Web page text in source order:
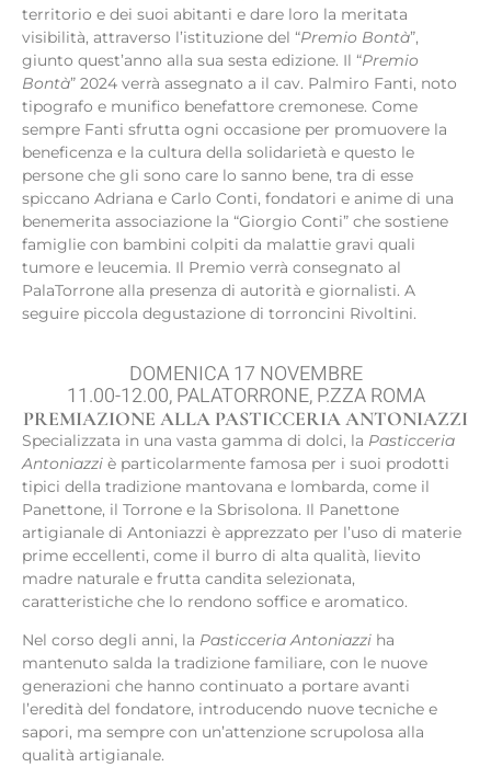
territorio e dei suoi abitanti e dare loro la meritata
visibilità, attraverso l’istituzione del “Premio Bontà”,
giunto quest’anno alla sua sesta edizione. Il “Premio
Bontà” 2024 verrà assegnato a il cav. Palmiro Fanti, noto
tipografo e munifico benefattore cremonese. Come
sempre Fanti sfrutta ogni occasione per promuovere la
beneficenza e la cultura della solidarietà e questo le
persone che gli sono care lo sanno bene, tra di esse
spiccano Adriana e Carlo Conti, fondatori e anime di una
benemerita associazione la “Giorgio Conti” che sostiene
famiglie con bambini colpiti da malattie gravi quali
tumore e leucemia. Il Premio verrà consegnato al
PalaTorrone alla presenza di autorità e giornalisti. A
seguire piccola degustazione di torroncini Rivoltini.
DOMENICA 17 NOVEMBRE
11.00-12.00, PALATORRONE, P.ZZA ROMA
PREMIAZIONE ALLA PASTICCERIA ANTONIAZZI
Specializzata in una vasta gamma di dolci, la Pasticceria
Antoniazzi è particolarmente famosa per i suoi prodotti
tipici della tradizione mantovana e lombarda, come il
Panettone, il Torrone e la Sbrisolona. Il Panettone
artigianale di Antoniazzi è apprezzato per l’uso di materie
prime eccellenti, come il burro di alta qualità, lievito
madre naturale e frutta candita selezionata,
caratteristiche che lo rendono soffice e aromatico.
Nel corso degli anni, la Pasticceria Antoniazzi ha
mantenuto salda la tradizione familiare, con le nuove
generazioni che hanno continuato a portare avanti
l’eredità del fondatore, introducendo nuove tecniche e
sapori, ma sempre con un’attenzione scrupolosa alla
qualità artigianale.